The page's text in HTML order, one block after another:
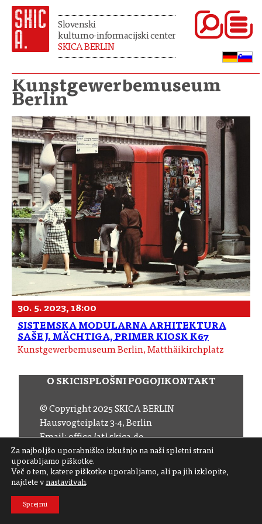
Slovenski
kulturno-informacijski center
SKICA BERLIN
Kunstgewerbemuseum
Berlin
30. 5. 2023, 18:00
SISTEMSKA MODULARNA ARHITEKTURA
SAŠE J. MÄCHTIGA, PRIMER KIOSK K67
Kunstgewerbemuseum Berlin, Matthäikirchplatz
Za najboljšo uporabniško izkušnjo na naši spletni strani
uporabljamo piškotke.
Več o tem, katere piškotke uporabljamo, ali pa jih izklopite,
najdete v nastavitvah.
Sprejmi
O SKICISPLOŠNI POGOJIKONTAKT
© Copyright 2025 SKICA BERLIN
Hausvogteiplatz 3-4, Berlin
Email:office (at) skica.de
Tel: +49 30 206 145 57